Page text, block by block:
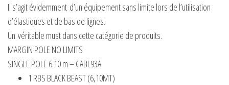
Il s’agit évidemment d’un équipement sans limite lors de l’utilisation
d’élastiques et de bas de lignes.
Un véritable must dans cette catégorie de produits.
MARGIN POLE NO LIMITS
SINGLE POLE 6.10 m – CABL93A
1 RBS BLACK BEAST (6,10MT)